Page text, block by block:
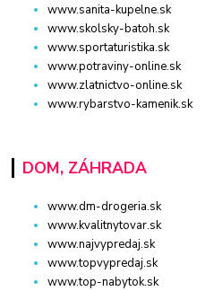
www.sanita-kupelne.sk
www.skolsky-batoh.sk
www.sportaturistika.sk
www.potraviny-online.sk
www.zlatnictvo-online.sk
www.rybarstvo-kamenik.sk
DOM, ZÁHRADA
www.dm-drogeria.sk
www.kvalitnytovar.sk
www.najvypredaj.sk
www.topvypredaj.sk
www.top-nabytok.sk